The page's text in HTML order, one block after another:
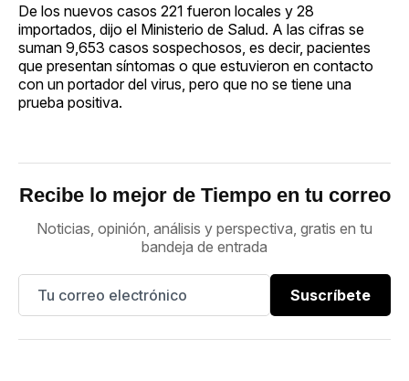
De los nuevos casos 221 fueron locales y 28
importados, dijo el Ministerio de Salud. A las cifras se
suman 9,653 casos sospechosos, es decir, pacientes
que presentan síntomas o que estuvieron en contacto
con un portador del virus, pero que no se tiene una
prueba positiva.
Recibe lo mejor de Tiempo en tu correo
Noticias, opinión, análisis y perspectiva, gratis en tu
bandeja de entrada
Suscríbete